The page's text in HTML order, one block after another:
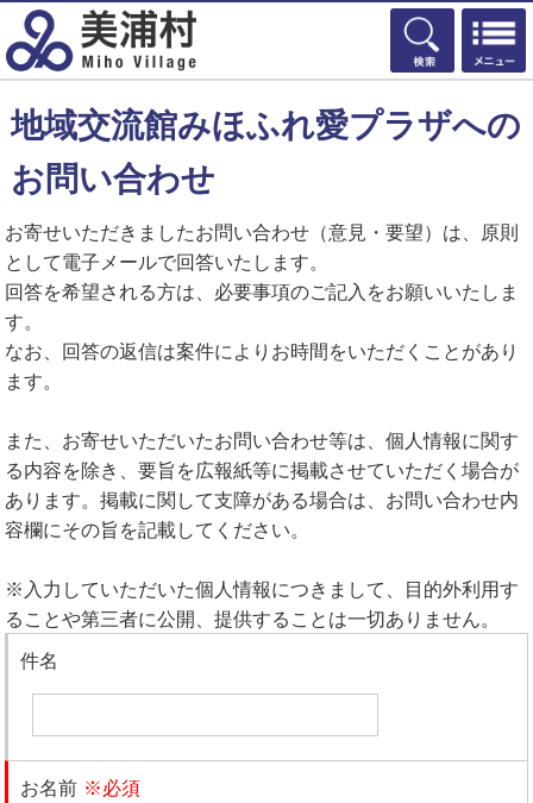
検索
地域交流館みほふれ愛プラザへの
お問い合わせ
お寄せいただきましたお問い合わせ（意見・要望）は、原則
として電子メールで回答いたします。
回答を希望される方は、必要事項のご記入をお願いいたしま
す。
なお、回答の返信は案件によりお時間をいただくことがあり
ます。
また、お寄せいただいたお問い合わせ等は、個人情報に関す
る内容を除き、要旨を広報紙等に掲載させていただく場合が
あります。掲載に関して支障がある場合は、お問い合わせ内
容欄にその旨を記載してください。
※入力していただいた個人情報につきまして、目的外利用す
ることや第三者に公開、提供することは一切ありません。
件名
お名前 ※必須